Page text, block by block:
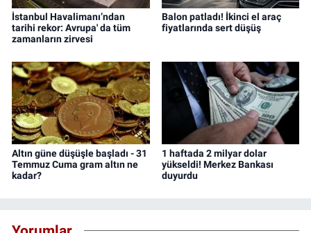
İstanbul Havalimanı’ndan
tarihi rekor: Avrupa' da tüm
zamanların zirvesi
Balon patladı! İkinci el araç
fiyatlarında sert düşüş
Altın güne düşüşle başladı - 31
Temmuz Cuma gram altın ne
kadar?
1 haftada 2 milyar dolar
yükseldi! Merkez Bankası
duyurdu